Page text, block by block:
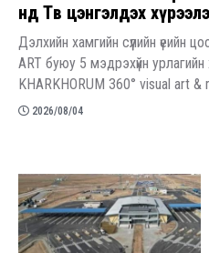
нд Төв цэнгэлдэх
Дэлхийн хамгийн сүүлийн үеийн
ART буюу 5 мэдрэхүйн
KHARKHORUM 360° visual art &
2026/08/04